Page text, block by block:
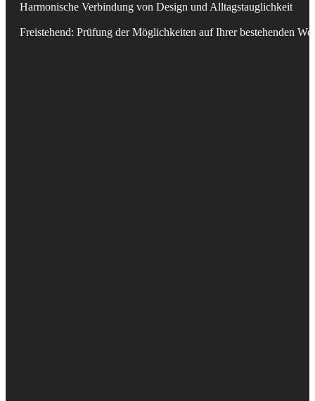
Harmonische Verbindung von Design und Alltagstauglichkeit
Freistehend: Prüfung der Möglichkeiten auf Ihrer bestehenden